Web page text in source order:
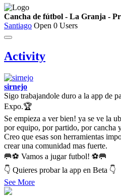
Cancha de fútbol - La Granja -
Santiago Open 0 Users
Activity
sirnejo
Sigo trabajandole duro a la app de
Expo.🏆
Se empieza a ver bien! ya se ve la
por equipo, por partido, por cancha
Creo que esas son herramientas
crear una comunidad mas fuerte.
🥅⚽ Vamos a jugar futbol! ⚽🥅
👇 Quieres probar la app en Beta 👇
See More